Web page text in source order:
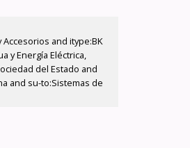
Accesorios and itype:BK
y Energía Eléctrica,
del Estado and
and su-to:Sistemas de